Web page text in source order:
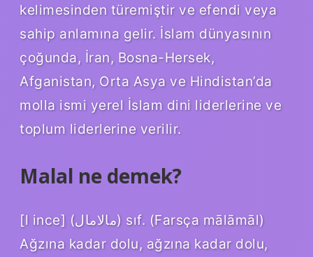
kelimesinden türemiştir ve efendi veya
sahip anlamına gelir. İslam dünyasının
çoğunda, İran, Bosna-Hersek,
Afganistan, Orta Asya ve Hindistan’da
molla ismi yerel İslam dini liderlerine ve
toplum liderlerine verilir.
Malal ne demek?
[l ince] (ﻣﺎﻻﻣﺎﻝ) sıf. (Farsça mālāmāl)
Ağzına kadar dolu, ağzına kadar dolu,